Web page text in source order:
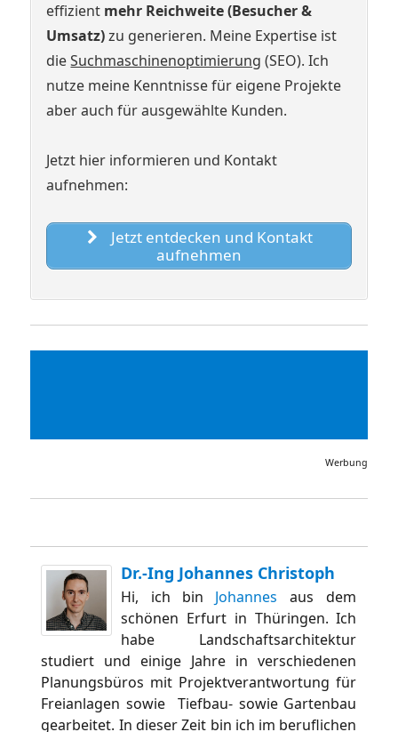
effizient mehr Reichweite (Besucher &
Umsatz)zu generieren. Meine Expertise ist
dieSuchmaschinenoptimierung (SEO). Ich
nutze meine Kenntnisse für eigene Projekte
aber auch für ausgewählte Kunden.
Jetzt hier informieren und Kontakt
aufnehmen:
Jetzt entdecken und Kontakt
aufnehmen
Werbung
Dr.-Ing Johannes Christoph
Hi, ich bin Johannes aus dem
schönen Erfurt in Thüringen. Ich
habe Landschaftsarchitektur
studiert und einige Jahre in verschiedenen
Planungsbüros mit Projektverantwortung für
Freianlagen sowie Tiefbau- sowie Gartenbau
gearbeitet. In dieser Zeit bin ich im beruflichen